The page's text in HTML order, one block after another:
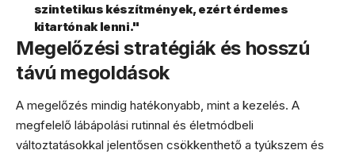
szintetikus készítmények, ezért érdemes
kitartónak lenni."
Megelőzési stratégiák és hosszú
távú megoldások
A megelőzés mindig hatékonyabb, mint a kezelés. A
megfelelő lábápolási rutinnal és életmódbeli
változtatásokkal jelentősen csökkenthető a tyúkszem és